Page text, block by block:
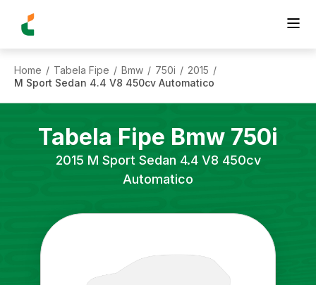
Home / Tabela Fipe / Bmw / 750i / 2015 /
M Sport Sedan 4.4 V8 450cv Automatico
Tabela Fipe Bmw 750i
2015 M Sport Sedan 4.4 V8 450cv
Automatico